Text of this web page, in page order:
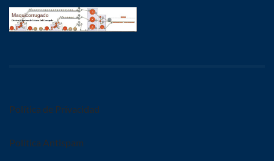
Política de Privacidad
Política Antispam